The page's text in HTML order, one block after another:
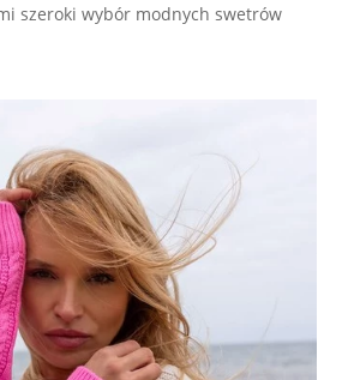
szeroki wybór modnych swetrów